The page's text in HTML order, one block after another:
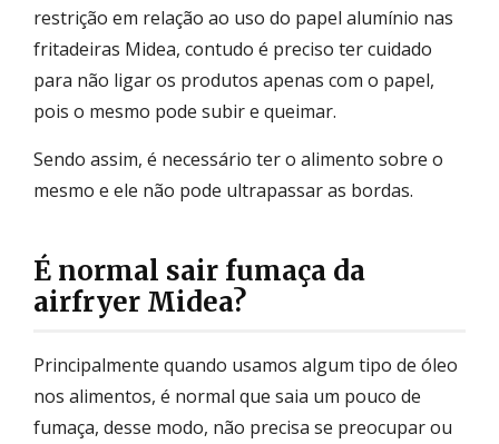
restrição em relação ao uso do papel alumínio nas
fritadeiras Midea, contudo é preciso ter cuidado
para não ligar os produtos apenas com o papel,
pois o mesmo pode subir e queimar.
Sendo assim, é necessário ter o alimento sobre o
mesmo e ele não pode ultrapassar as bordas.
É normal sair fumaça da
airfryer Midea?
Principalmente quando usamos algum tipo de óleo
nos alimentos, é normal que saia um pouco de
fumaça, desse modo, não precisa se preocupar ou